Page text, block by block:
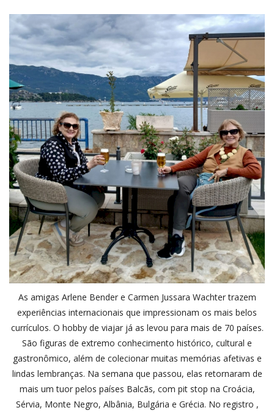
As amigas Arlene Bender e Carmen Jussara Wachter trazem
experiências internacionais que impressionam os mais belos
currículos. O hobby de viajar já as levou para mais de 70 países.
São figuras de extremo conhecimento histórico, cultural e
gastronômico, além de colecionar muitas memórias afetivas e
lindas lembranças. Na semana que passou, elas retornaram de
mais um tuor pelos países Balcãs, com pit stop na Croácia,
Sérvia, Monte Negro, Albânia, Bulgária e Grécia. No registro ,